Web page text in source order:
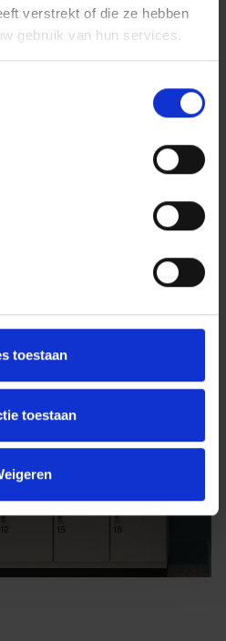
verstrekt of die ze hebben
gebruik van hun services.
toestaan
toestaan